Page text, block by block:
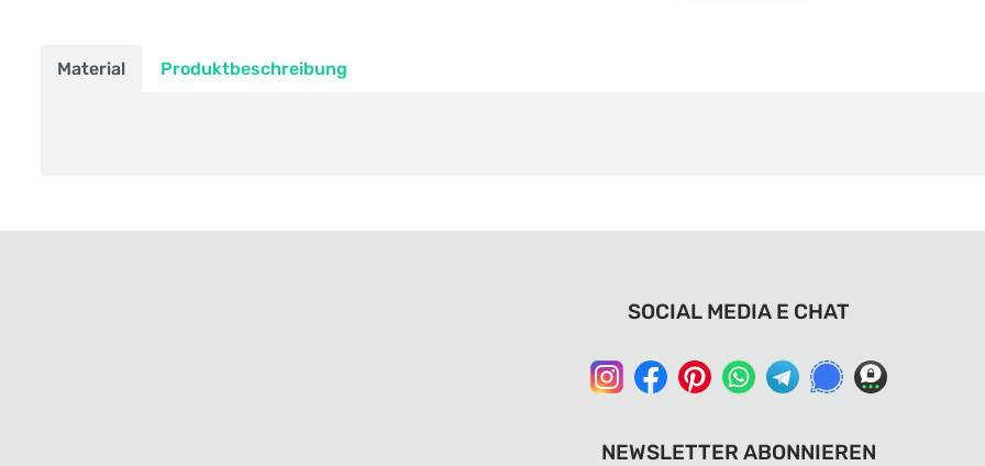
Material Produktbeschreibung
SOCIAL MEDIA E CHAT
NEWSLETTER ABONNIEREN